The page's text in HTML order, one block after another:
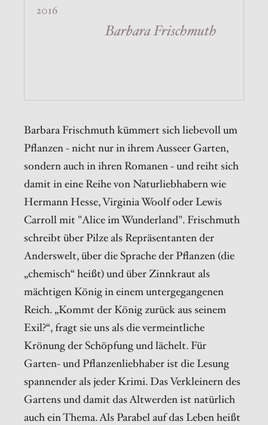
2016
Barbara Frischmuth
Barbara Frischmuth kümmert sich liebevoll um
Pflanzen - nicht nur in ihrem Ausseer Garten,
sondern auch in ihren Romanen - und reiht sich
damit in eine Reihe von Naturliebhabern wie
Hermann Hesse, Virginia Woolf oder Lewis
Carroll mit "Alice im Wunderland". Frischmuth
schreibt über Pilze als Repräsentanten der
Anderswelt, über die Sprache der Pflanzen (die
„chemisch“ heißt) und über Zinnkraut als
mächtigen König in einem untergegangenen
Reich. „Kommt der König zurück aus seinem
Exil?“, fragt sie uns als die vermeintliche
Krönung der Schöpfung und lächelt. Für
Garten- und Pflanzenliebhaber ist die Lesung
spannender als jeder Krimi. Das Verkleinern des
Gartens und damit das Altwerden ist natürlich
auch ein Thema. Als Parabel auf das Leben heißt